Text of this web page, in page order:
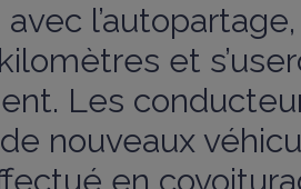
avec
et
Les
nouveaux
en